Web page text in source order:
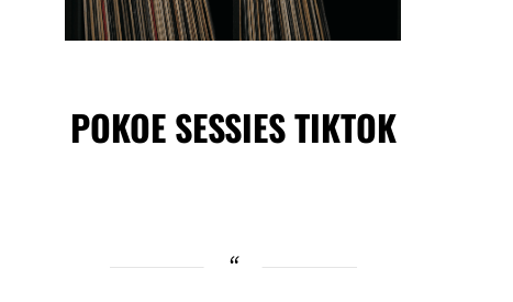
POKOE SESSIES TIKTOK